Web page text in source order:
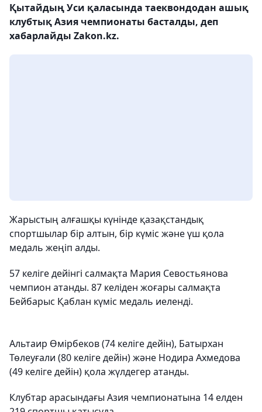
Қытайдың Уси қаласында таеквондодан ашық
клубтық Азия чемпионаты басталды, деп
хабарлайды Zakon.kz.
Жарыстың алғашқы күнінде қазақстандық
спортшылар бір алтын, бір күміс және үш қола
медаль жеңіп алды.
57 келіге дейінгі салмақта Мария Севостьянова
чемпион атанды. 87 келіден жоғары салмақта
Бейбарыс Қаблан күміс медаль иеленді.
Альтаир Өмірбеков (74 келіге дейін), Батырхан
Төлеуғали (80 келіге дейін) және Нодира Ахмедова
(49 келіге дейін) қола жүлдегер атанды.
Клубтар арасындағы Азия чемпионатына 14 елден